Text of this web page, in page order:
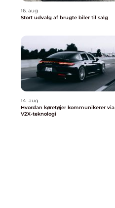
16. aug
Stort udvalg af brugte biler til salg
14. aug
Hvordan køretøjer kommunikerer via
V2X-teknologi